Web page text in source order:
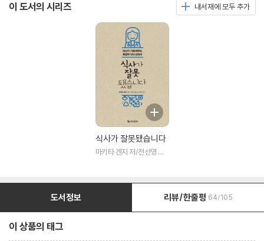
이 도서의 시리즈 내서재에 모두 추가
식사가 잘못됐습니다
마키타 겐지 저/전선영 역/
도서정보 리뷰/한줄평 64/105
이 상품의 태그